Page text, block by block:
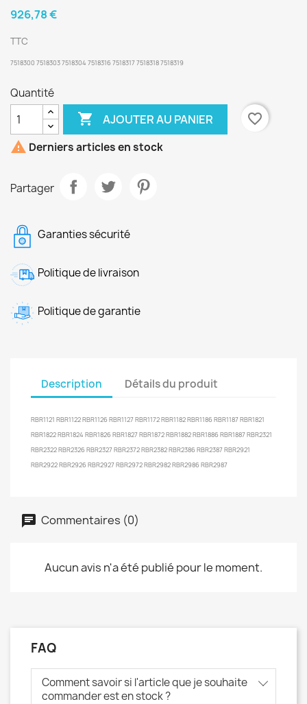
926,78 €
TTC
7518300 7518303 7518304 7518316 7518317 7518318 7518319
Quantité
 AJOUTER AU PANIER
favorite_border
 Derniers articles en stock
Partager
Garanties sécurité
Politique de livraison
Politique de garantie
Description Détails du produit
RBR1121 RBR1122 RBR1126 RBR1127 RBR1172 RBR1182 RBR1186 RBR1187 RBR1821
RBR1822 RBR1824 RBR1826 RBR1827 RBR1872 RBR1882 RBR1886 RBR1887 RBR2321
RBR2322 RBR2326 RBR2327 RBR2372 RBR2382 RBR2386 RBR2387 RBR2921
RBR2922 RBR2926 RBR2927 RBR2972 RBR2982 RBR2986 RBR2987
Commentaires (0)
Aucun avis n'a été publié pour le moment.
FAQ
Comment savoir si l'article que je souhaite
commander est en stock ?